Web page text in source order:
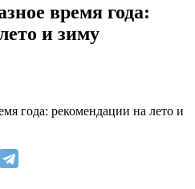
время года:
и зиму
года: рекомендации на лето и